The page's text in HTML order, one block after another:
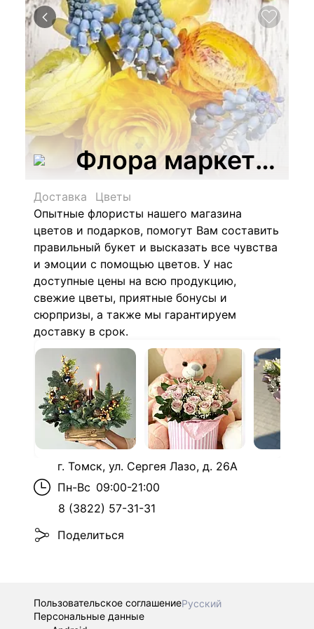
Флора маркет,
Доставка
Цветы
Опытные флористы нашего магазина
цветов и подарков, помогут Вам составить
правильный букет и высказать все чувства
и эмоции с помощью цветов. У нас
доступные цены на всю продукцию,
свежие цветы, приятные бонусы и
сюрпризы, а также мы гарантируем
доставку в срок.
г. Томск, ул. Сергея Лазо, д. 26А
Пн-Вс 09:00-21:00
8 (3822) 57-31-31
Поделиться
Пользовательское соглашениеРусский
Персональные данные